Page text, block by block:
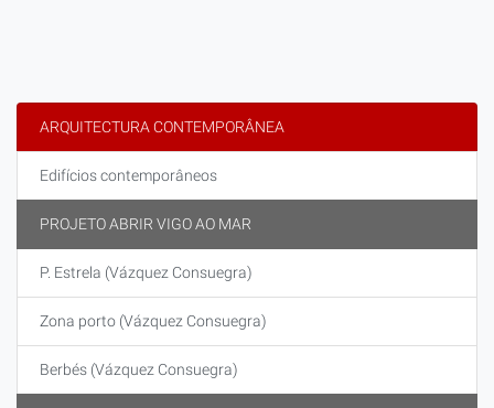
ARQUITECTURA CONTEMPORÂNEA
Edifícios contemporâneos
PROJETO ABRIR VIGO AO MAR
P. Estrela (Vázquez Consuegra)
Zona porto (Vázquez Consuegra)
Berbés (Vázquez Consuegra)